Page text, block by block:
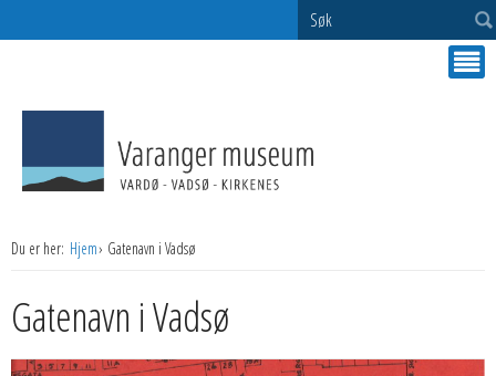
Søk
Du er her: Hjem Gatenavn i Vadsø
Gatenavn i Vadsø